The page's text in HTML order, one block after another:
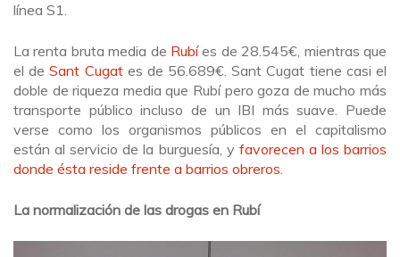
línea S1.
La renta bruta media de Rubíes de 28.545€, mientras que
el deSant Cugates de 56.689€. Sant Cugat tiene casi el
doble de riqueza media que Rubí pero goza de mucho más
transporte público incluso de un IBI más suave. Puede
verse como los organismos públicos en el capitalismo
están al servicio de la burguesía, y favorecen a los barrios
donde ésta reside frente a barrios obreros
La normalización de las drogas en Rubí